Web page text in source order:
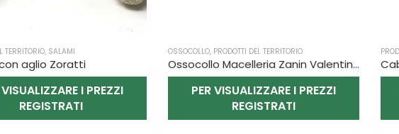
TERRITORIO, SALAMI
aglio Zoratti
VISUALIZZARE I PREZZI
REGISTRATI
OSSOCOLLO, PRODOTTI DEL TERRITORIO
Ossocollo Macelleria Zanin Valentino
PER VISUALIZZARE I PREZZI
REGISTRATI